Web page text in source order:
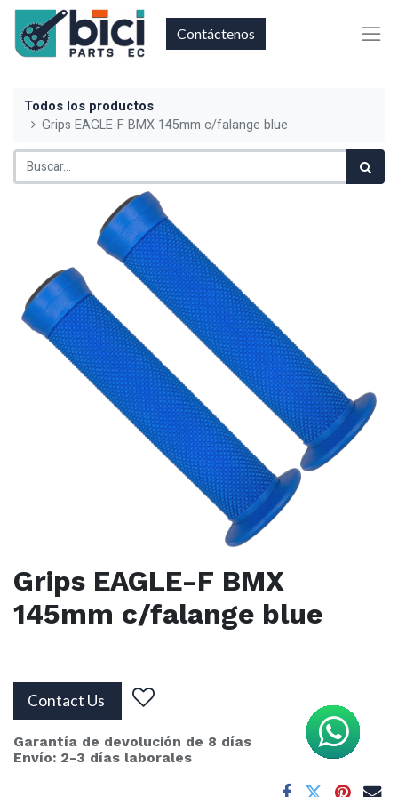
Contáctenos
Todos los productos
Grips EAGLE-F BMX 145mm c/falange blue
Grips EAGLE-F BMX
145mm c/falange blue
Contact Us
Garantía de devolución de 8 días
Envío: 2-3 días laborales